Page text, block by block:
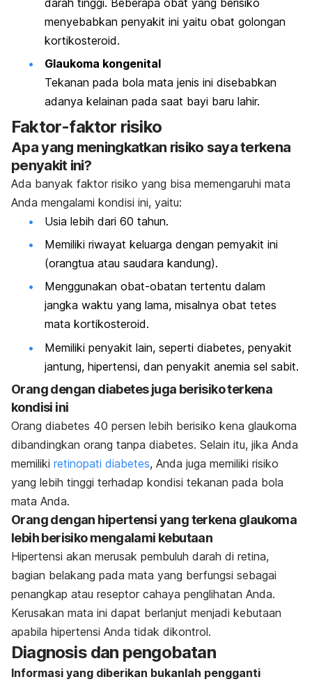
menyebabkan penyakit ini yaitu obat golongan
kortikosteroid.
Glaukoma kongenital
Tekanan pada bola mata jenis ini disebabkan
adanya kelainan pada saat bayi baru lahir.
Faktor-faktor risiko
Apa yang meningkatkan risiko saya terkena
penyakit ini?
Ada banyak faktor risiko yang bisa memengaruhi mata
Anda mengalami kondisi ini, yaitu:
Usia lebih dari 60 tahun.
Memiliki riwayat keluarga dengan pemyakit ini
(orangtua atau saudara kandung).
Menggunakan obat-obatan tertentu dalam
jangka waktu yang lama, misalnya obat tetes
mata kortikosteroid.
Memiliki penyakit lain, seperti diabetes, penyakit
jantung, hipertensi, dan penyakit anemia sel sabit.
Orang dengan diabetes juga berisiko terkena
kondisi ini
Orang diabetes 40 persen lebih berisiko kena glaukoma
dibandingkan orang tanpa diabetes. Selain itu, jika Anda
memiliki retinopati diabetes, Anda juga memiliki risiko
yang lebih tinggi terhadap kondisi tekanan pada bola
mata Anda.
Orang dengan hipertensi yang terkena glaukoma
lebih berisiko mengalami kebutaan
Hipertensi akan merusak pembuluh darah di retina,
bagian belakang pada mata yang berfungsi sebagai
penangkap atau reseptor cahaya penglihatan Anda.
Kerusakan mata ini dapat berlanjut menjadi kebutaan
apabila hipertensi Anda tidak dikontrol.
Diagnosis dan pengobatan
Informasi yang diberikan bukanlah pengganti